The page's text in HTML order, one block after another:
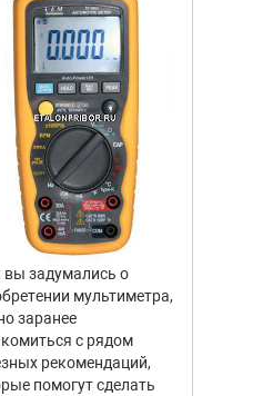
вы задумались о
мультиметра,
заранее
с рядом
рекомендаций,
помогут сделать